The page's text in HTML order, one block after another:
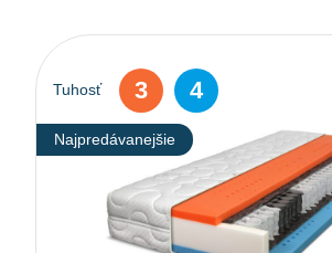
Tuhosť 3 4
Najpredávanejšie